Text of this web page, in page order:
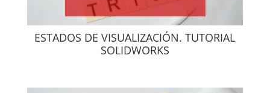
ESTADOS DE VISUALIZACIÓN. TUTORIAL
SOLIDWORKS